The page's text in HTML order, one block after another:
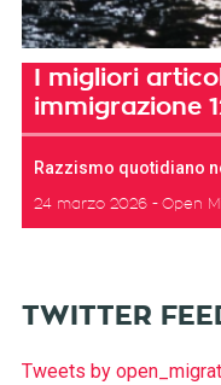
I migliori
immigrazione
Razzismo quotidiano
24 marzo 2026 Open
TWITTER
Tweets by